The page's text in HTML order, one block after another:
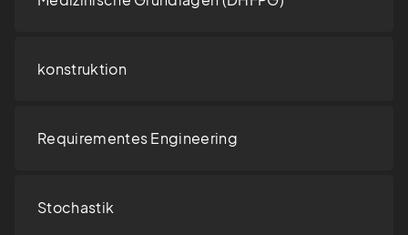
konstruktion
Requirementes Engineering
Stochastik